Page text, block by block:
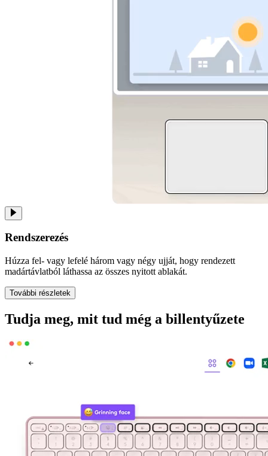
Rendszerezés
Húzza fel- vagy lefelé három vagy négy ujját, hogy rendezett
madártávlatból láthassa az összes nyitott ablakát.
További részletek
Tudja meg, mit tud még a billentyűzete